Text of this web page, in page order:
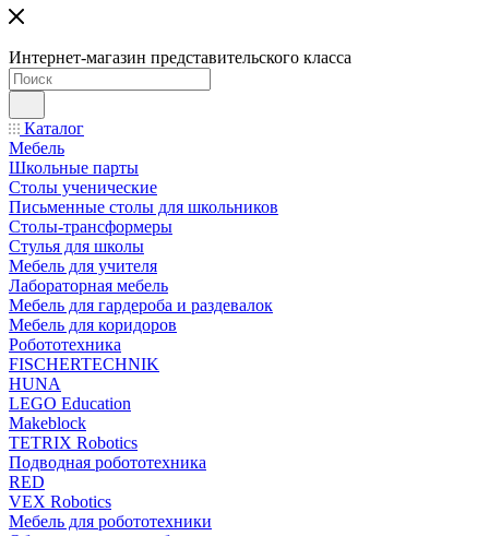
Интернет-магазин представительского класса
Каталог
Мебель
Школьные парты
Столы ученические
Письменные столы для школьников
Столы-трансформеры
Стулья для школы
Мебель для учителя
Лабораторная мебель
Мебель для гардероба и раздевалок
Мебель для коридоров
Робототехника
FISCHERTECHNIK
HUNA
LEGO Education
Makeblock
TETRIX Robotics
Подводная робототехника
RED
VEX Robotics
Мебель для робототехники